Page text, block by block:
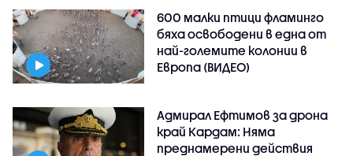
600 малки птици фламинго
бяха освободени в една от
най-големите колонии в
Европа (ВИДЕО)
Адмирал Ефтимов за дрона
край Кардам: Няма
преднамерени действия